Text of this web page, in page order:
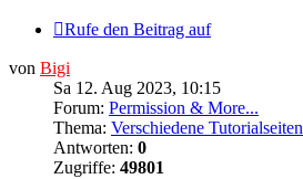
Rufe den Beitrag auf
von Bigi
Sa 12. Aug 2023, 10:15
Forum: Permission & More...
Thema: Verschiedene Tutorialseiten
Antworten: 0
Zugriffe: 49801